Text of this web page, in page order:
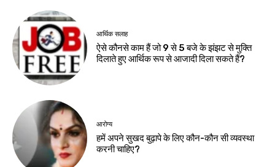
आर्थिक सलाह
ऐसे कौनसे काम हैं जो 9 से 5 बजे के झंझट से मुक्ति
दिलाते हुए आर्थिक रूप से आजादी दिला सकते हैं?
आरोग्य
हमें अपने सुखद बुढ़ापे के लिए कौन-कौन सी व्यवस्था
करनी चाहिए?